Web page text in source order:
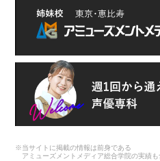
※当サイトに掲載の情報は前身である
アミューズメントメディア総合学院の実績も